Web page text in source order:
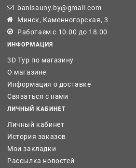
banisauny.by@gmail.com
Минск, Каменногорская, 3
Работаем с 10.00 до 18.00
ИНФОРМАЦИЯ
3D Тур по магазину
О магазине
Информация о доставке
Связаться с нами
ЛИЧНЫЙ КАБИНЕТ
Личный кабинет
История заказов
Мои закладки
Рассылка новостей